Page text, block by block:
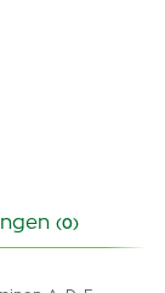
(0)